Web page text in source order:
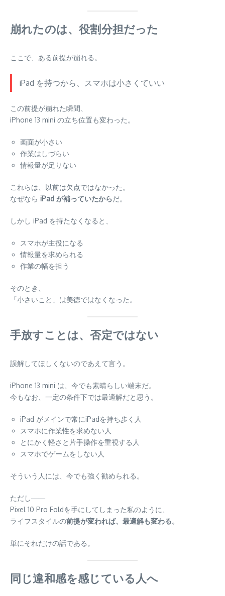
崩れたのは、役割分担だった
ここで、ある前提が崩れる。
iPad を持つから、スマホは小さくていい
この前提が崩れた瞬間、
iPhone 13 mini の立ち位置も変わった。
画面が小さい
作業はしづらい
情報量が足りない
これらは、以前は欠点ではなかった。
なぜなら iPad が補っていたからだ。
しかし iPad を持たなくなると、
スマホが主役になる
情報量を求められる
作業の幅を担う
そのとき、
「小さいこと」は美徳ではなくなった。
手放すことは、否定ではない
誤解してほしくないのであえて言う。
iPhone 13 mini は、今でも素晴らしい端末だ。
今もなお、一定の条件下では最適解だと思う。
iPad がメインで常にiPadを持ち歩く人
スマホに作業性を求めない人
とにかく軽さと片手操作を重視する人
スマホでゲームをしない人
そういう人には、今でも強く勧められる。
ただし――
Pixel 10 Pro Foldを手にしてしまった私のように、
ライフスタイルの前提が変われば、最適解も変わる。
単にそれだけの話である。
同じ違和感を感じている人へ